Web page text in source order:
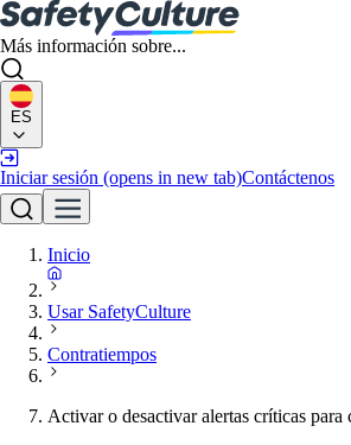
Más información sobre...
ES
Iniciar sesión (opens in new tab)Contáctenos
Inicio
Usar SafetyCulture
Contratiempos
Activar o desactivar alertas críticas para